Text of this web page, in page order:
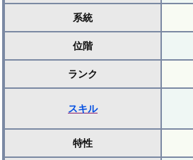
系統
位階
ランク
スキル
特性